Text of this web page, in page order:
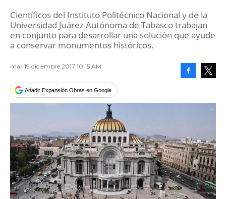
Científicos del Instituto Politécnico Nacional y de la
Universidad Juárez Autónoma de Tabasco trabajan
en conjunto para desarrollar una solución que ayude
a conservar monumentos históricos.
mar 19 diciembre 2017 10:15 AM
Añadir Expansión Obras en Google